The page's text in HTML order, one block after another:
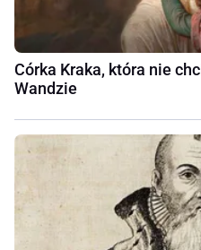
Córka Kraka, która nie
Wandzie